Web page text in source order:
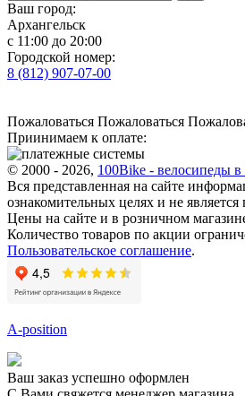
Ваш город:
Архангельск
с 11:00 до 20:00
Городской номер:
8 (812) 907-07-00
Пожаловаться Пожаловаться
Приинимаем к оплате:
© 2000 - 2026, 100Bike - велосипеды в
Вся представленная на сайте
ознакомительных целях и не
Цены на сайте и в розничном
Количество товаров по акции
Пользовательское соглашение.
A-position
Ваш заказ успешно оформлен